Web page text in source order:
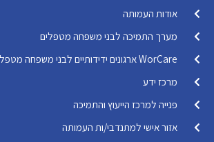
אודות העמותה
מערך התמיכה לבני משפחה מטפלים
WorCare ארגונים ידידותיים לבני משפחה מטפלים
מרכז ידע
פנייה למרכז הייעוץ והתמיכה
אזור אישי למתנדבי/ות העמותה